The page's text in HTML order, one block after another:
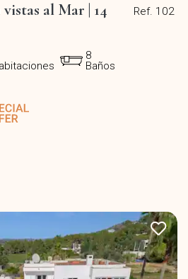
Ref. 102
al Mar | 14
8
Baños